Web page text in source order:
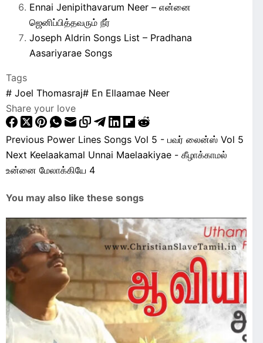
Ennai Jenipithavarum Neer – என்னை
ஜெனிப்பித்தவரும் நீர்
Joseph Aldrin Songs List – Pradhana
Aasariyarae Songs
Tags
# Joel Thomasraj# En Ellaamae Neer
Share your love
Previous Power Lines Songs Vol 5 - பவர் லைன்ஸ் Vol 5
Next Keelaakamal Unnai Maelaakiyae - கீழாக்காமல்
உன்னை மேலாக்கியே 4
You may also like these songs